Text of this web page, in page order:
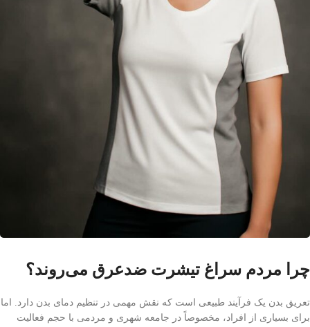
چرا مردم سراغ تیشرت ضدعرق می‌روند؟
تعریق بدن یک فرآیند طبیعی است که نقش مهمی در تنظیم دمای بدن دارد. اما
برای بسیاری از افراد، مخصوصاً در جامعه شهری و مردمی با حجم فعالیت